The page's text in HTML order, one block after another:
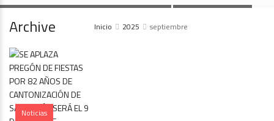
Archive Inicio 2025 septiembre
Noticias